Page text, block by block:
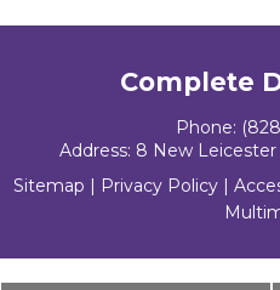
Complete
Phone:
Address: 8 New Leicester
Sitemap | Privacy Policy|